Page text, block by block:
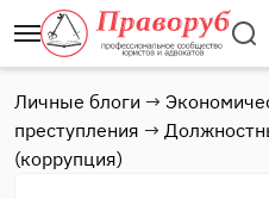
Личные блоги →
преступления →
(коррупция)